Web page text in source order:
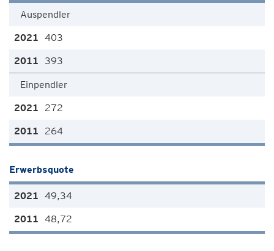
Auspendler
403
393
Einpendler
272
264
Erwerbsquote
49,34
48,72